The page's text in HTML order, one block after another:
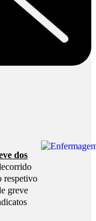
dos
respetivo
greve